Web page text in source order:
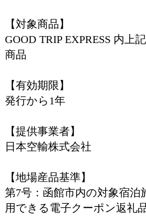
【対象商品】
GOOD TRIP EXPRESS 内上
商品
【有効期限】
発行から1年
【提供事業者】
日本空輸株式会社
【地場産品基準】
第7号：函館市内の対象宿泊
用できる電子クーポン返礼